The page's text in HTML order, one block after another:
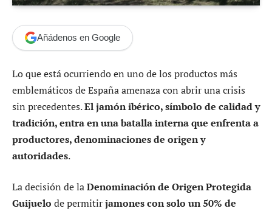
Añádenos en Google
Lo que está ocurriendo en uno de los productos más
emblemáticos de España amenaza con abrir una crisis
sin precedentes.El jamón ibérico, símbolo de calidad y
tradición, entra en una batalla interna que enfrenta a
productores, denominaciones de origen y
autoridades.
La decisión de laDenominación de Origen Protegida
Guijuelo de permitirjamones con solo un 50% de